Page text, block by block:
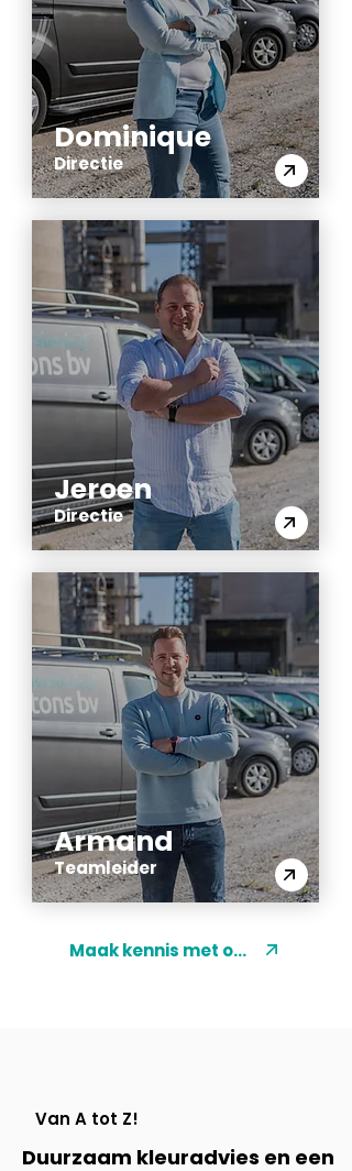
Dominique
Directie
Jeroen
Directie
Armand
Teamleider
Maak kennis met ons
Van A tot Z!
Duurzaam kleuradvies en een